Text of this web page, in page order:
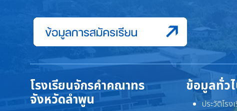
โรงเรียนจักรคำคณาทร
จังหวัดลำพูน
ข้อมูลทั่ว
ประวัติโรง